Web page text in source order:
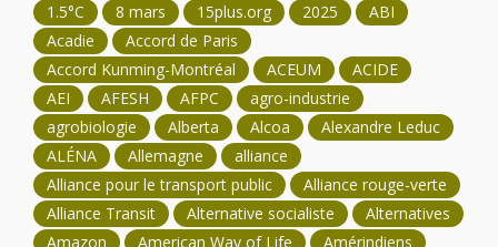
1.5°C
8 mars 15plus.org 2025
ABI
Acadie
Accord de Paris
Accord Kunming-Montréal
ACEUM
ACIDE
AEI
AFESH AFPC
agro-industrie
agrobiologie
Alberta Alcoa
Alexandre Leduc
ALÉNA
Allemagne
alliance
Alliance pour le transport public
Alliance rouge-verte
Alliance Transit
Alternative socialiste
Alternatives
Amazon
American Way of Life
Amérindiens